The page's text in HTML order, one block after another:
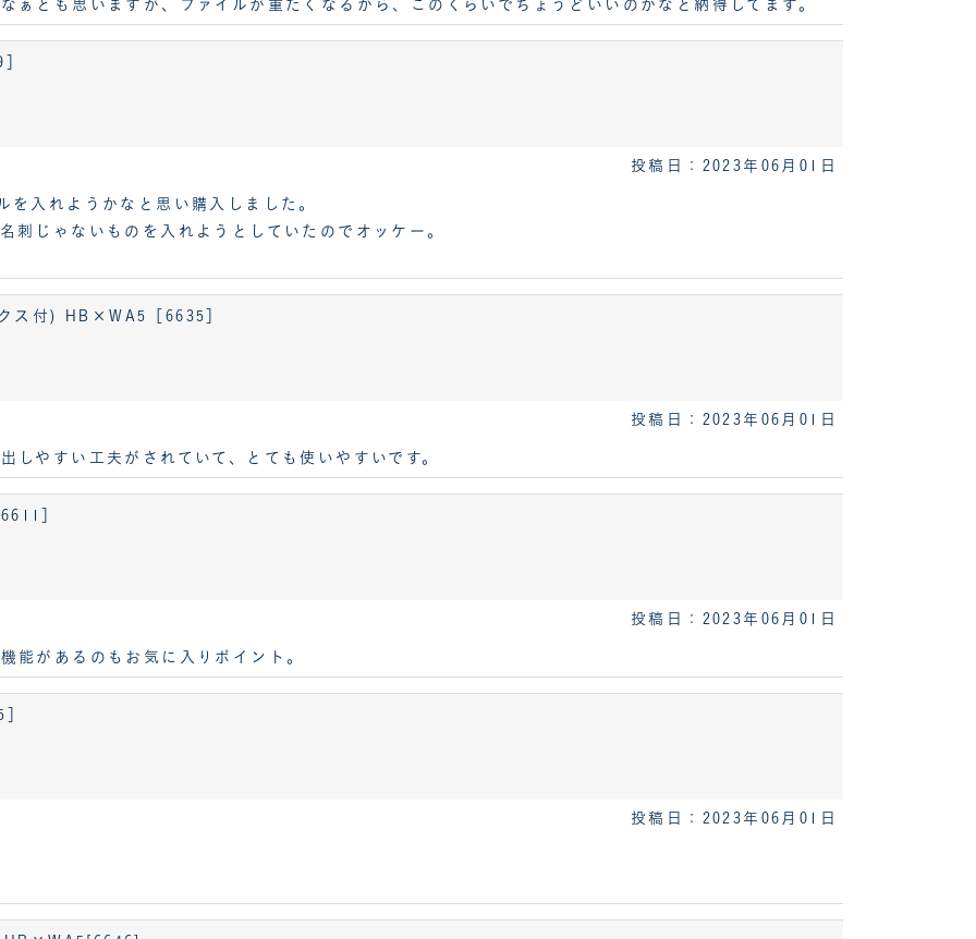
ぁとも思いますが、ファイルが重たくなるから、このくらいでちょうどいいのかなと納得してます。
投稿日：2023年06月01日
を入れようかなと思い購入しました。
刺じゃないものを入れようとしていたのでオッケー。
ス付) HB×WA5［6635］
投稿日：2023年06月01日
しやすい工夫がされていて、とても使いやすいです。
］
投稿日：2023年06月01日
能があるのもお気に入りポイント。
投稿日：2023年06月01日